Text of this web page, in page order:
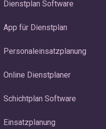
Dienstplan Software
App für Dienstplan
Personaleinsatzplanung
Online Dienstplaner
Schichtplan Software
Einsatzplanung